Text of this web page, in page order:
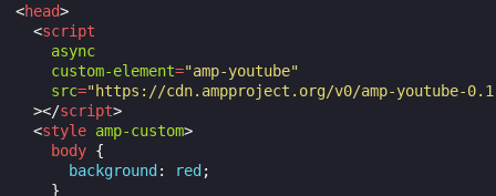
<head>
<script
async
custom-element="amp-youtube"
src="https://cdn.ampproject.org/v0/amp-youtube-
></script>
<style amp-custom>
body {
background: red;
}